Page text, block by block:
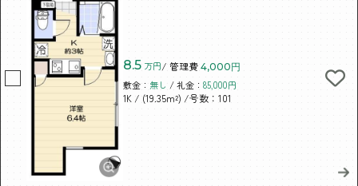
8.5 万円/ 管理費 4,000円
敷金： 無し / 礼金：85,000円
1K / (19.35m²) /号数：101